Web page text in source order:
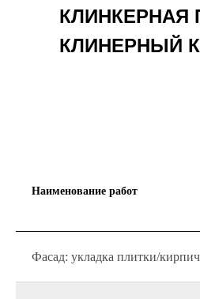
КЛИНКЕРНАЯ
КЛИНЕРНЫЙ
Наименование работ
Фасад: укладка плитки/